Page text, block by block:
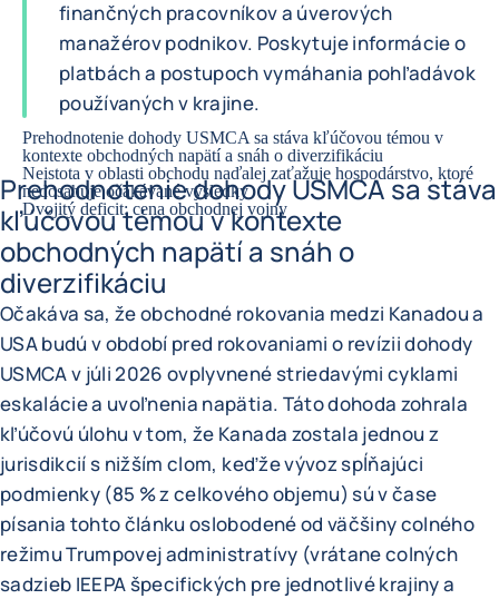
finančných pracovníkov a úverových
manažérov podnikov. Poskytuje informácie o
platbách a postupoch vymáhania pohľadávok
používaných v krajine.
Prehodnotenie dohody USMCA sa stáva kľúčovou témou v
kontexte obchodných napätí a snáh o diverzifikáciu
Neistota v oblasti obchodu naďalej zaťažuje hospodárstvo, ktoré
nedosahuje očakávané výsledky
Dvojitý deficit: cena obchodnej vojny
Prehodnotenie dohody USMCA sa stáva
kľúčovou témou v kontexte
obchodných napätí a snáh o
diverzifikáciu
Očakáva sa, že obchodné rokovania medzi Kanadou a
USA budú v období pred rokovaniami o revízii dohody
USMCA v júli 2026 ovplyvnené striedavými cyklami
eskalácie a uvoľnenia napätia. Táto dohoda zohrala
kľúčovú úlohu v tom, že Kanada zostala jednou z
jurisdikcií s nižším clom, keďže vývoz spĺňajúci
podmienky (85 % z celkového objemu) sú v čase
písania tohto článku oslobodené od väčšiny colného
režimu Trumpovej administratívy (vrátane colných
sadzieb IEEPA špecifických pre jednotlivé krajiny a